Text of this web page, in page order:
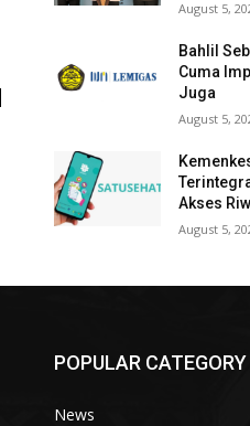
August 5,
Bahlil
Cuma
Juga
August 5,
Akses
August 5,
POPULAR CATEGORY
News